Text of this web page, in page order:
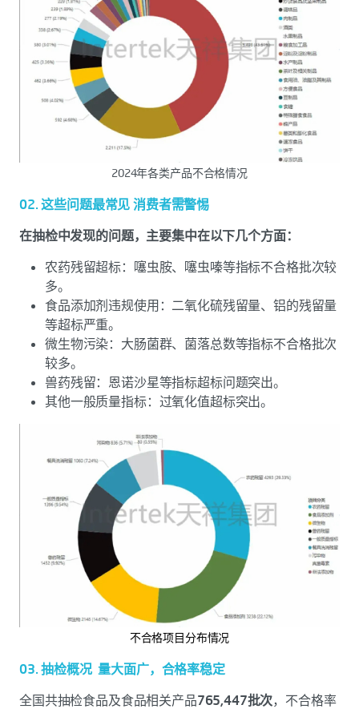
2024年各类产品不合格情况
02. 这些问题最常见 消费者需警惕
在抽检中发现的问题，主要集中在以下几个方面：
农药残留超标：噻虫胺、噻虫嗪等指标不合格批次较
多。
食品添加剂违规使用：二氧化硫残留量、铝的残留量
等超标严重。
微生物污染：大肠菌群、菌落总数等指标不合格批次
较多。
兽药残留：恩诺沙星等指标超标问题突出。
其他一般质量指标：过氧化值超标突出。
不合格项目分布情况
03. 抽检概况 量大面广，合格率稳定
全国共抽检食品及食品相关产品765,447批次，不合格率